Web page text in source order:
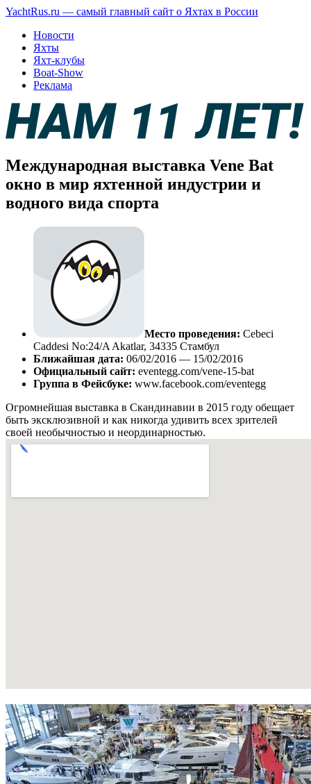
YachtRus.ru — самый главный сайт о Яхтах в России
Новости
Яхты
Яхт-клубы
Boat-Show
Реклама
Международная выставка Vene Bat
окно в мир яхтенной индустрии и
водного вида спорта
Место проведения: Cebeci
Caddesi No:24/A Akatlar, 34335 Стамбул
Ближайшая дата: 06/02/2016 — 15/02/2016
Официальный сайт: eventegg.com/vene-15-bat
Группа в Фейсбуке: www.facebook.com/eventegg
Огромнейшая выставка в Скандинавии в 2015 году обещает
быть эксклюзивной и как никогда удивить всех зрителей
своей необычностью и неординарностью.